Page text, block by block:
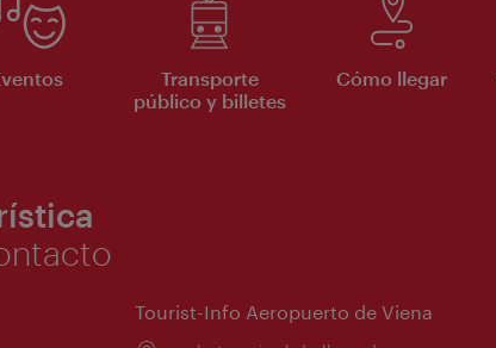
Transporte
público y billetes
Cómo llegar
Tourist-Info Aeropuerto de Viena